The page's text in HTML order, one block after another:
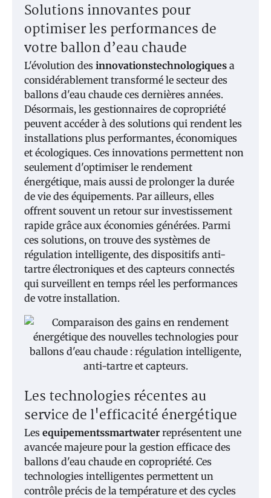
Solutions innovantes pour
optimiser les performances de
votre ballon d’eau chaude
L'évolution des innovationstechnologiques a
considérablement transformé le secteur des
ballons d'eau chaude ces dernières années.
Désormais, les gestionnaires de copropriété
peuvent accéder à des solutions qui rendent les
installations plus performantes, économiques
et écologiques. Ces innovations permettent non
seulement d'optimiser le rendement
énergétique, mais aussi de prolonger la durée
de vie des équipements. Par ailleurs, elles
offrent souvent un retour sur investissement
rapide grâce aux économies générées. Parmi
ces solutions, on trouve des systèmes de
régulation intelligente, des dispositifs anti-
tartre électroniques et des capteurs connectés
qui surveillent en temps réel les performances
de votre installation.
Les technologies récentes au
service de l'efficacité énergétique
Les equipementssmartwater représentent une
avancée majeure pour la gestion efficace des
ballons d'eau chaude en copropriété. Ces
technologies intelligentes permettent un
contrôle précis de la température et des cycles